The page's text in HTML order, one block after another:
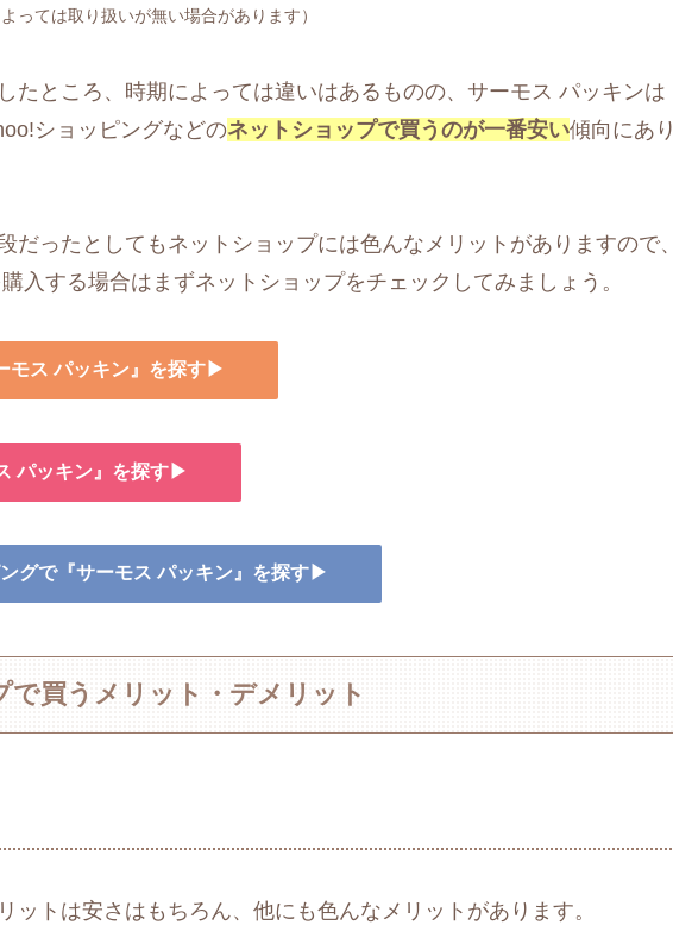
っては取り扱いが無い場合があります）
たところ、時期によっては違いはあるものの、サーモス パッキンは
ショッピングなどのネットショップで買うのが一番安い傾向にあり
だったとしてもネットショップには色んなメリットがありますので、
入する場合はまずネットショップをチェックしてみましょう。
モス パッキン』を探す▶
パッキン』を探す▶
グで『サーモス パッキン』を探す▶
で買うメリット・デメリット
ットは安さはもちろん、他にも色んなメリットがあります。